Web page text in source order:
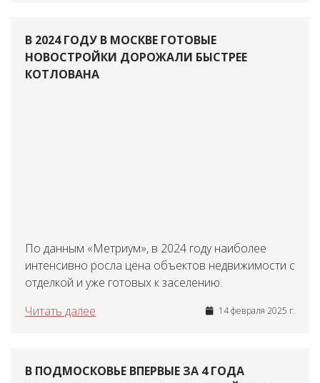
В 2024 ГОДУ В МОСКВЕ ГОТОВЫЕ
НОВОСТРОЙКИ ДОРОЖАЛИ БЫСТРЕЕ
КОТЛОВАНА
По данным «Метриум», в 2024 году наиболее
интенсивно росла цена объектов недвижимости с
отделкой и уже готовых к заселению.
Читать далее
14 февраля 2025 г.
В ПОДМОСКОВЬЕ ВПЕРВЫЕ ЗА 4 ГОДА